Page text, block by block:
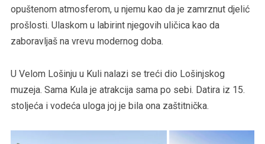
opuštenom atmosferom, u njemu kao da je zamrznut djelić
prošlosti. Ulaskom u labirint njegovih uličica kao da
zaboravljaš na vrevu modernog doba.
U Velom Lošinju u Kuli nalazi se treći dio Lošinjskog
muzeja. Sama Kula je atrakcija sama po sebi. Datira iz 15.
stoljeća i vodeća uloga joj je bila ona zaštitnička.